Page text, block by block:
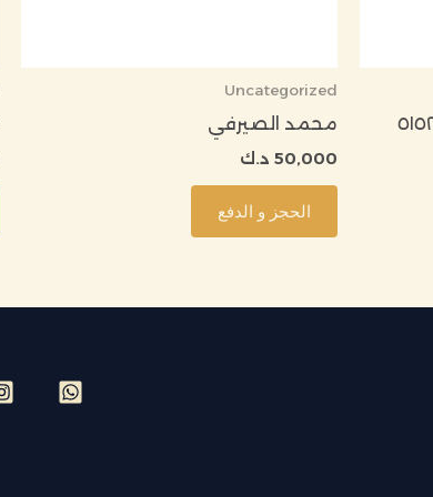
Uncategorized
محمد الصيرفي
50,000 د.ك
الحجز و الدفع